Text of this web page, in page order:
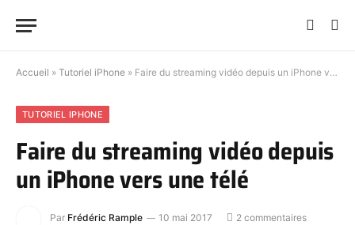
Accueil » Tutoriel iPhone » Faire du streaming vidéo depuis un iPhone vers une télé
TUTORIEL IPHONE
Faire du streaming vidéo depuis
un iPhone vers une télé
Par Frédéric Rample 10 mai 2017
2 commentaires